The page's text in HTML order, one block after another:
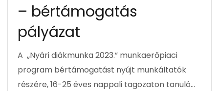
– bértámogatás
pályázat
A ,,Nyári diákmunka 2023.” munkaerőpiaci
program bértámogatást nyújt munkáltatók
részére, 16-25 éves nappali tagozaton tanuló…